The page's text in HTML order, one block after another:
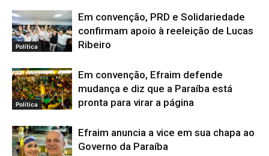
Política
Em convenção, PRD e Solidariedade
confirmam apoio à reeleição de Lucas
Ribeiro
Política
Em convenção, Efraim defende
mudança e diz que a Paraíba está
pronta para virar a página
Efraim anuncia a vice em sua chapa ao
Governo da Paraíba